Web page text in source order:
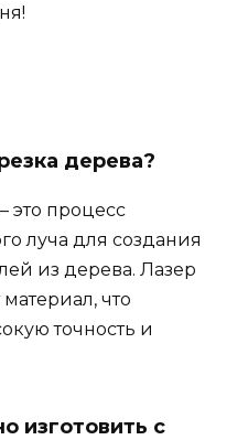
дерева?
это процесс
луча для создания
из дерева. Лазер
что
точность и
изготовить с